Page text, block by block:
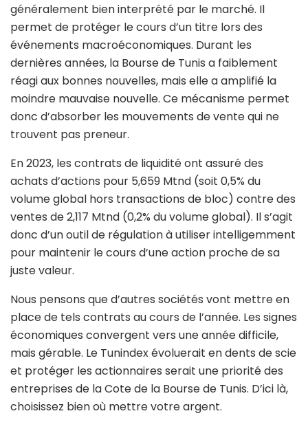
généralement bien interprété par le marché. Il
permet de protéger le cours d’un titre lors des
événements macroéconomiques. Durant les
dernières années, la Bourse de Tunis a faiblement
réagi aux bonnes nouvelles, mais elle a amplifié la
moindre mauvaise nouvelle. Ce mécanisme permet
donc d’absorber les mouvements de vente qui ne
trouvent pas preneur.
En 2023, les contrats de liquidité ont assuré des
achats d’actions pour 5,659 Mtnd (soit 0,5% du
volume global hors transactions de bloc) contre des
ventes de 2,117 Mtnd (0,2% du volume global). Il s’agit
donc d’un outil de régulation à utiliser intelligemment
pour maintenir le cours d’une action proche de sa
juste valeur.
Nous pensons que d’autres sociétés vont mettre en
place de tels contrats au cours de l’année. Les signes
économiques convergent vers une année difficile,
mais gérable. Le Tunindex évoluerait en dents de scie
et protéger les actionnaires serait une priorité des
entreprises de la Cote de la Bourse de Tunis. D’ici là,
choisissez bien où mettre votre argent.